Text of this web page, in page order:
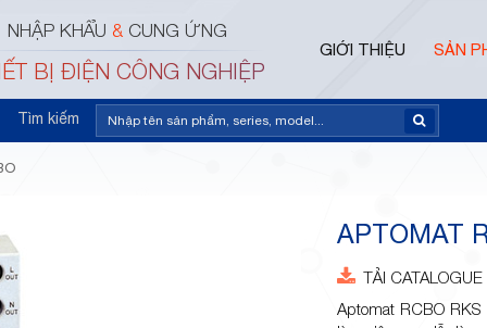
NHẬP KHẨU &CUNG ỨNG
BỊ ĐIỆN CÔNG NGHIỆP
GIỚI THIỆU SẢN
Tìm kiếm
APTOMAT
TẢI CATALOGUE
Aptomat RCBO